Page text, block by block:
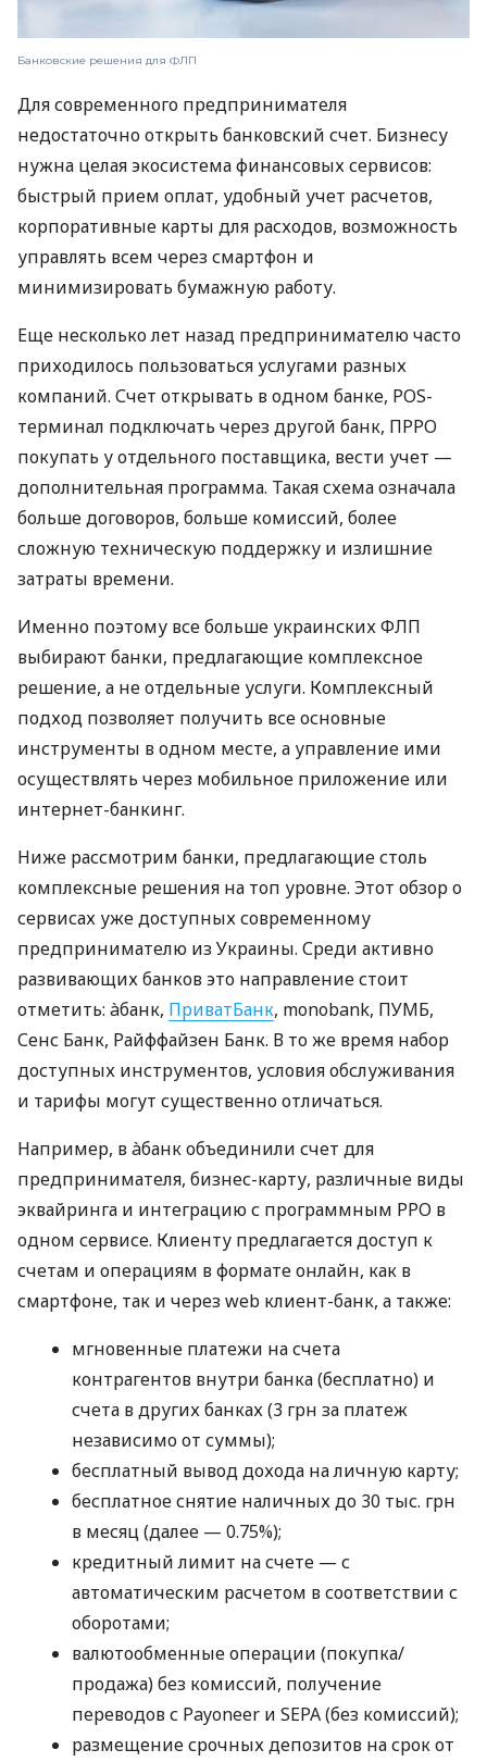
Банковские решения для ФЛП
Для современного предпринимателя
недостаточно открыть банковский счет. Бизнесу
нужна целая экосистема финансовых сервисов:
быстрый прием оплат, удобный учет расчетов,
корпоративные карты для расходов, возможность
управлять всем через смартфон и
минимизировать бумажную работу.
Еще несколько лет назад предпринимателю часто
приходилось пользоваться услугами разных
компаний. Счет открывать в одном банке, POS-
терминал подключать через другой банк, ПРРО
покупать у отдельного поставщика, вести учет —
дополнительная программа. Такая схема означала
больше договоров, больше комиссий, более
сложную техническую поддержку и излишние
затраты времени.
Именно поэтому все больше украинских ФЛП
выбирают банки, предлагающие комплексное
решение, а не отдельные услуги. Комплексный
подход позволяет получить все основные
инструменты в одном месте, а управление ими
осуществлять через мобильное приложение или
интернет-банкинг.
Ниже рассмотрим банки, предлагающие столь
комплексные решения на топ уровне. Этот обзор о
сервисах уже доступных современному
предпринимателю из Украины. Среди активно
развивающих банков это направление стоит
отметить: àбанк, ПриватБанк, monobank, ПУМБ,
Сенс Банк, Райффайзен Банк. В то же время набор
доступных инструментов, условия обслуживания
и тарифы могут существенно отличаться.
Например, в àбанк объединили счет для
предпринимателя, бизнес-карту, различные виды
эквайринга и интеграцию с программным РРО в
одном сервисе. Клиенту предлагается доступ к
счетам и операциям в формате онлайн, как в
смартфоне, так и через web клиент-банк, а также:
мгновенные платежи на счета
контрагентов внутри банка (бесплатно) и
счета в других банках (3 грн за платеж
независимо от суммы);
бесплатный вывод дохода на личную карту;
бесплатное снятие наличных до 30 тыс. грн
в месяц (далее — 0.75%);
кредитный лимит на счете — с
автоматическим расчетом в соответствии с
оборотами;
валютообменные операции (покупка/
продажа) без комиссий, получение
переводов с Payoneer и SEPA (без комиссий);
размещение срочных депозитов на срок от